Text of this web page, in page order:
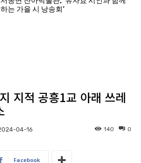
하는 가을 시 낭송회’